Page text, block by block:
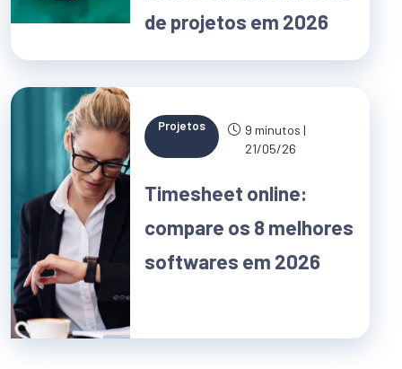
de projetos em 2026
Projetos
9 minutos |
21/05/26
Timesheet online:
compare os 8 melhores
softwares em 2026